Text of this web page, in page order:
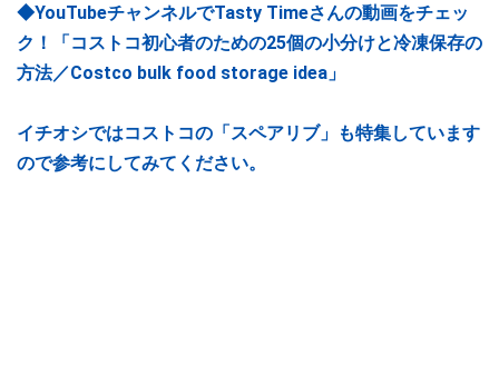
◆YouTubeチャンネルでTasty Timeさんの動画をチェッ
ク！「コストコ初心者のための25個の小分けと冷凍保存の
方法／Costco bulk food storage idea」
イチオシではコストコの「スペアリブ」も特集しています
ので参考にしてみてください。